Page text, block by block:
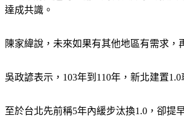
達成共識。
陳家緯說，未來如果有其他地區有需求，
吳政諺表示，103年到110年，新北建置
至於台北先前稱5年內緩步汰換1.0，卻提